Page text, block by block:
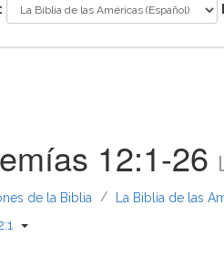
12:1-26
de la Biblia / La Biblia de las
{{